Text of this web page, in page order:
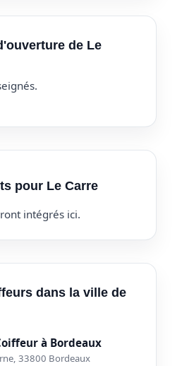
de Le
pour Le Carre
intégrés ici.
dans la ville de
à Bordeaux
33800 Bordeaux